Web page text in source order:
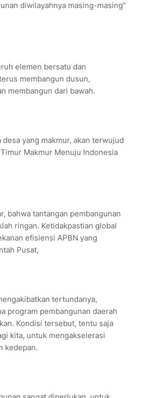
diwilayahnya masing-masing”
elemen bersatu dan
membangun dusun,
membangun dari bawah.
yang makmur, akan terwujud
Makmur Menuju Indonesia
bahwa tantangan pembangunan
ringan. Ketidakpastian global
efisiensi APBN yang
Pusat,
tertundanya,
program pembangunan daerah
Kondisi tersebut, tentu saja
kita, untuk mengakselerasi
kedepan.